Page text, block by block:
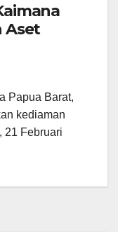
Aset
Papua Barat,
kediaman
21 Februari